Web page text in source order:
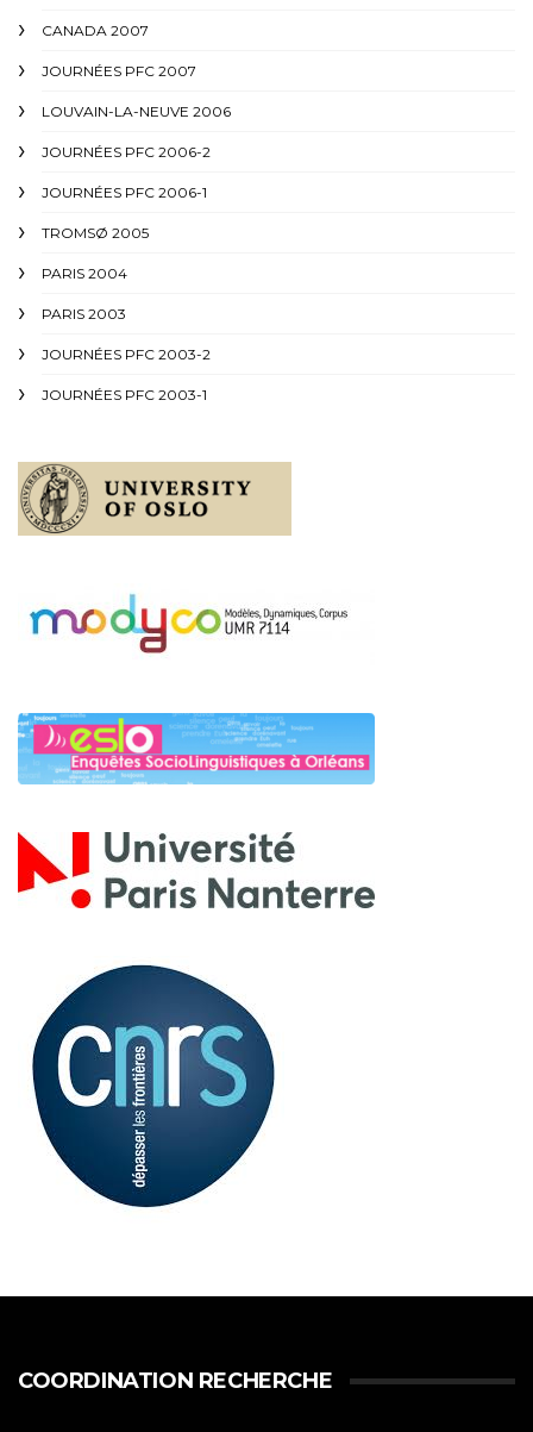
CANADA 2007
JOURNÉES PFC 2007
LOUVAIN-LA-NEUVE 2006
JOURNÉES PFC 2006-2
JOURNÉES PFC 2006-1
TROMSØ 2005
PARIS 2004
PARIS 2003
JOURNÉES PFC 2003-2
JOURNÉES PFC 2003-1
COORDINATION RECHERCHE